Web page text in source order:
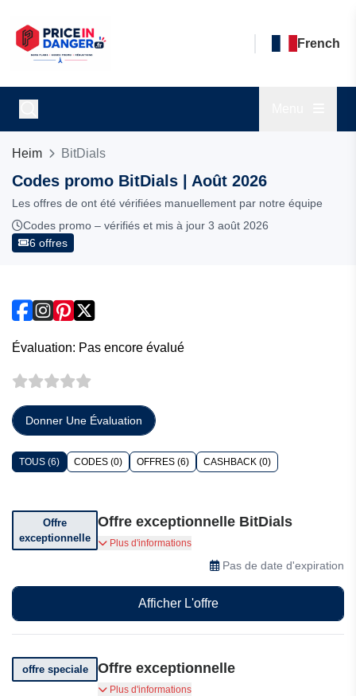
French
Heim BitDials
Codes promo BitDials | Août 2026
Les offres de ont été vérifiées manuellement par notre équipe
Codes promo – vérifiés et mis à jour 3 août 2026
6 offres
Évaluation: Pas encore évalué
Donner Une Évaluation
TOUS (6) CODES (0) OFFRES (6) CASHBACK (0)
Offre
exceptionnelle
Offre exceptionnelle BitDials
Profitez d'offres exceptionnelles chez BitDials.
Plus d'informations
Pas de date d'expiration
Afficher L'offre
offre speciale Offre exceptionnelle
Obtenez les meilleurs articles à des prix
Plus d'informations